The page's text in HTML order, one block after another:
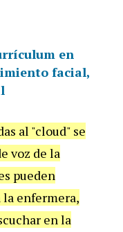
en
facial,
al "cloud" se
voz de la
pueden
enfermera,
en la